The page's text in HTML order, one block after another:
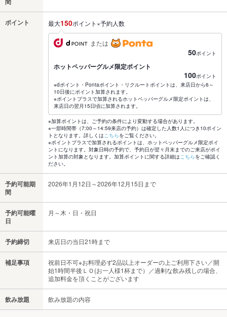
ポイント 最大150ポイント×予約人数
または
50ポイント
ホットペッパーグルメ限定ポイント
100ポイント
※dポイント・Pontaポイント・リクルートポイントは、来店日から6～
10日後にポイント加算されます。
※ポイントプラスで加算されるホットペッパーグルメ限定ポイントは、
来店日の翌月15日頃に加算されます。
※加算ポイントは、ご予約の条件により変動する場合があります。
※一部時間帯（7:00～14:59来店の予約）は確定した人数1人につき10ポイン
トとなります。詳しくはこちらをご覧ください。
※ポイントプラスで加算されるポイントは、ホットペッパーグルメ限定ポイ
ントになります。対象日時の予約で、予約日が翌々月末までのご来店がポイ
ント加算の対象となります。加算ポイントに関する詳細はこちらをご確認く
ださい。
予約可能期
間
2026年1月12日～2026年12月15日まで
予約可能曜
日
月～木・日・祝日
予約締切 来店日の当日21時まで
補足事項
祝前日不可※お料理必ず2品以上オーダーの上ご利用下さい／開
始1時間半後ＬＯ(お一人様1杯まで）／過剰な飲み残しの場合、
追加料金を頂くことがございます
飲み放題 飲み放題の内容